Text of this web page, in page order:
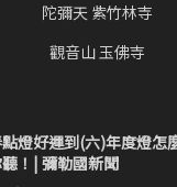
陀彌天 紫竹林寺
觀音山 玉佛寺
燈好運到(六)年度燈怎
！| 彌勒國新聞